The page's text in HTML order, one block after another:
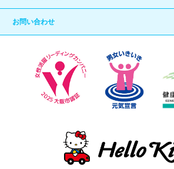
お問い合わせ